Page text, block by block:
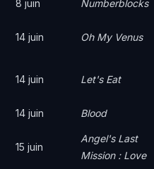
8 juin Numberblocks
14 juin Oh My Venus
14 juin Let's Eat
14 juin Blood
15 juin
Angel's Last
Mission : Love